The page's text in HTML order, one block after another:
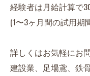
経験者は月給計算で
(1〜3ヶ月間の試用期
詳しくはお気軽にお
建設業、足場鳶、鉄